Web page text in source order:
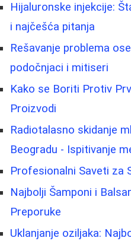
Hijaluronske injekcije:
i najčešća pitanja
Rešavanje problema
podočnjaci i mitiseri
Kako se Boriti Protiv
Proizvodi
Radiotalasno skidanje
Beogradu - Ispitivanje
Profesionalni Saveti za
Najbolji Šamponi i
Preporuke
Uklanjanje oziljaka: